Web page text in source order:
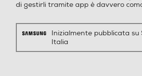
Play Video
*Video simulati a scopo illustrativo. **Rispetto ai
Inizialmente pubblicata su
Italia